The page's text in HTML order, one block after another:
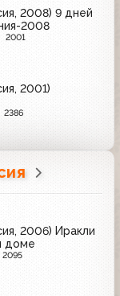
2008) 9 дней
2008
2001
2001)
2386
2006) Иракли
доме
2095